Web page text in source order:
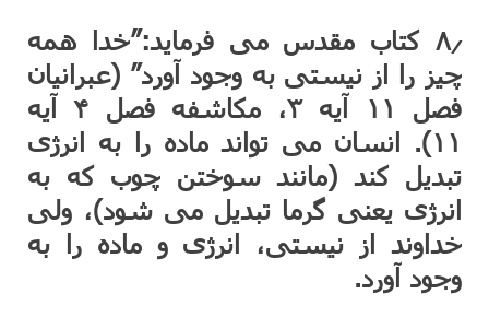
۸٫ کتاب مقدس می فرماید:”خدا همه
چیز را از نیستی به وجود آورد” (عبرانیان
فصل ۱۱ آیه ۳، مکاشفه فصل ۴ آیه
۱۱). انسان می تواند ماده را به انرژی
تبدیل کند (مانند سوختن چوب که به
انرژی یعنی گرما تبدیل می شود)، ولی
خداوند از نیستی، انرژی و ماده را به
وجود آورد.